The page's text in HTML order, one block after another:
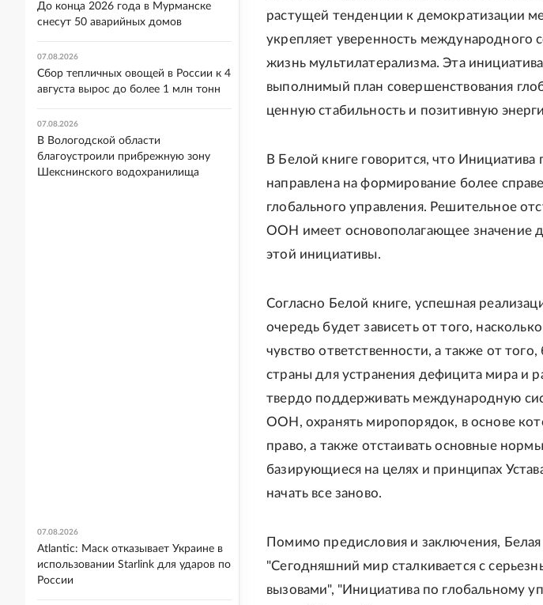
растущей тенденции к демократизации
укрепляет уверенность международного
жизнь мультилатерализма. Эта
выполнимый план совершенствования
ценную стабильность и позитивную
В Белой книге говорится, что
направлена на формирование более
глобального управления. Решительное
ООН имеет основополагающее значение
этой инициативы.
Согласно Белой книге, успешная
очередь будет зависеть от того,
чувство ответственности, а также от
страны для устранения дефицита мира и
твердо поддерживать международную
ООН, охранять миропорядок, в основе
право, а также отстаивать основные
базирующиеся на целях и принципах
начать все заново.
Помимо предисловия и заключения, Белая
"Сегодняшний мир сталкивается с
вызовами", "Инициатива по глобальному
До конца 2026 года в Мурманске
снесут 50 аварийных домов
07.08.2026
Сбор тепличных овощей в России к 4
августа вырос до более 1 млн тонн
07.08.2026
В Вологодской области
благоустроили прибрежную зону
Шекснинского водохранилища
07.08.2026
Atlantic: Маск отказывает Украине в
использовании Starlink для ударов по
России